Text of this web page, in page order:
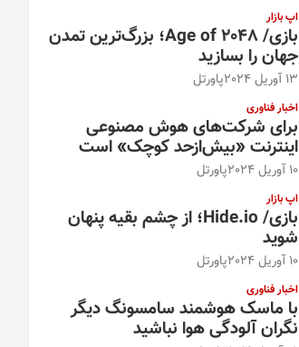
اپ بازار
بازی/ Age of 2048؛ بزرگ‌ترین تمدن
جهان را بسازید
13 آوریل 2024 پاورتل
اخبار فناوری
برای شرکت‌های هوش مصنوعی
اینترنت «بیش‌از‌حد کوچک» است
10 آوریل 2024 پاورتل
اپ بازار
بازی/ Hide.io؛ از چشم بقیه پنهان
شوید
10 آوریل 2024 پاورتل
اخبار فناوری
با ماسک هوشمند سامسونگ دیگر
نگران آلودگی هوا نباشید